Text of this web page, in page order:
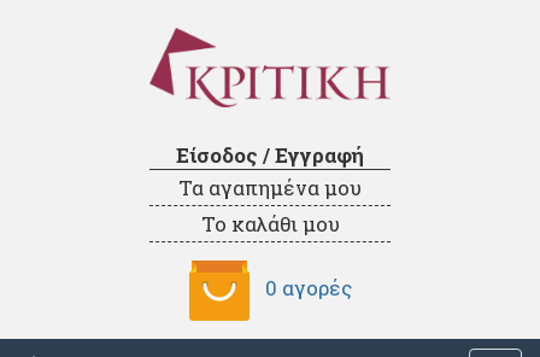
Είσοδος / Εγγραφή
Τα αγαπημένα μου
Το καλάθι μου
0 αγορές